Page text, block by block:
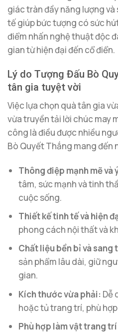
giác tràn đầy năng lượng
tế giúp bức tượng có sức
điểm nhấn nghệ thuật độc
gian từ hiện đại đến cổ điển.
Lý do Tượng Đấu Bò
tân gia tuyệt vời
Việc lựa chọn quà tân gia
vừa truyền tải lời chúc may
công là điều được nhiều
Bò Quyết Thắng mang đến
Thông điệp mạnh mẽ và
tâm, sức mạnh và tinh
cuộc sống.
Thiết kế tinh tế và hiện
phong cách nội thất và
Chất liệu bền bỉ và sang
sản phẩm lâu dài, giữ
gian.
Kích thước vừa phải: Dễ
hoặc tủ trang trí, phù
Phù hợp làm vật trang